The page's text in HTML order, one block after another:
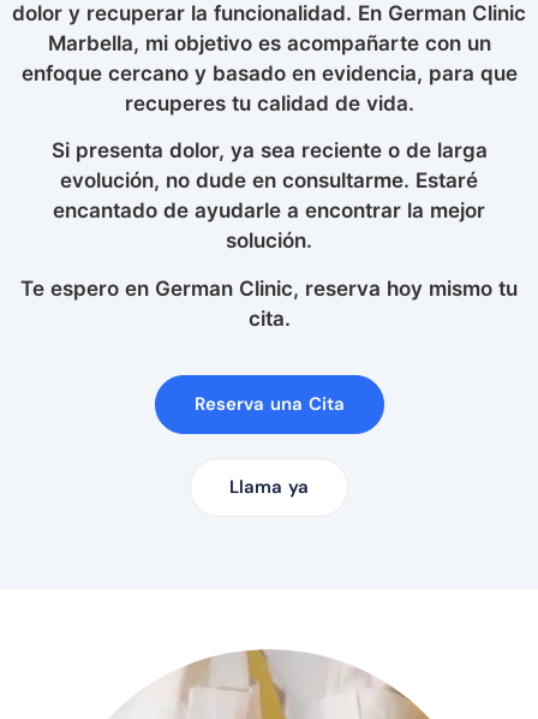
dolor y recuperar la funcionalidad. En German Clinic
Marbella, mi objetivo es acompañarte con un
enfoque cercano y basado en evidencia, para que
recuperes tu calidad de vida.
Si presenta dolor, ya sea reciente o de larga
evolución, no dude en consultarme. Estaré
encantado de ayudarle a encontrar la mejor
solución.
Te espero en German Clinic, reserva hoy mismo tu
cita.
Reserva una Cita
Llama ya